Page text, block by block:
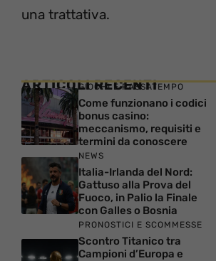
una trattativa.
ARTICOLI RECENTI
GIOCHI E PASSATEMPO
Come funzionano i codici
bonus casino:
meccanismo, requisiti e
termini da conoscere
NEWS
Italia-Irlanda del Nord:
Gattuso alla Prova del
Fuoco, in Palio la Finale
con Galles o Bosnia
PRONOSTICI E SCOMMESSE
Scontro Titanico tra
Campioni d’Europa e